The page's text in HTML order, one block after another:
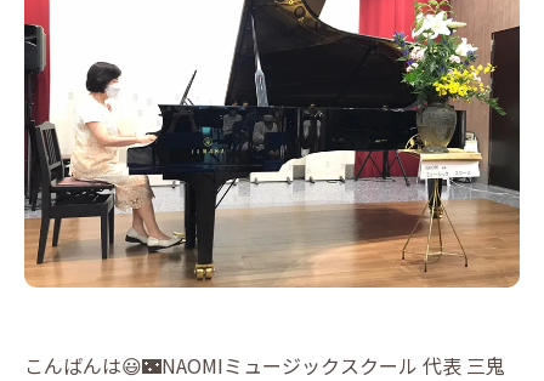
こんばんは😃🌃NAOMIミュージックスクール 代表 三鬼